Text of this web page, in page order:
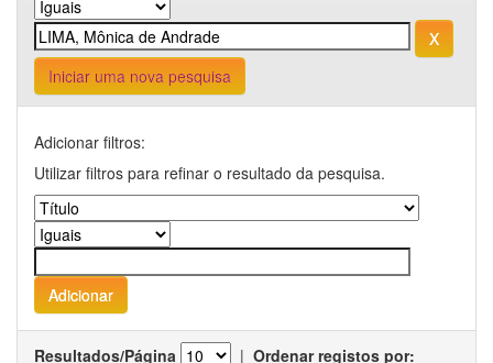
Iniciar uma nova pesquisa
Adicionar filtros:
Utilizar filtros para refinar o resultado da pesquisa.
Resultados/Página | Ordenar registos por: